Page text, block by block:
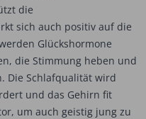
die
sich auch positiv auf die
Glückshormone
die Stimmung heben und
Die Schlafqualität wird
und das Gehirn fit
um auch geistig jung zu